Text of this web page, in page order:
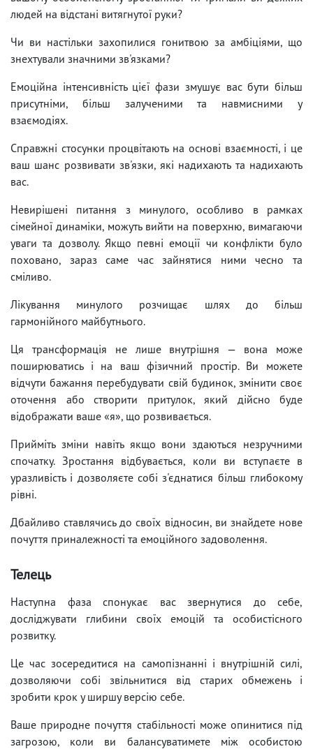
людей на відстані витягнутої руки?
Чи ви настільки захопилися гонитвою за амбіціями, що
знехтували значними зв'язками?
Емоційна інтенсивність цієї фази змушує вас бути більш
присутніми, більш залученими та навмисними у
взаємодіях.
Справжні стосунки процвітають на основі взаємності, і це
ваш шанс розвивати зв'язки, які надихають та надихають
вас.
Невирішені питання з минулого, особливо в рамках
сімейної динаміки, можуть вийти на поверхню, вимагаючи
уваги та дозволу. Якщо певні емоції чи конфлікти було
поховано, зараз саме час зайнятися ними чесно та
сміливо.
Лікування минулого розчищає шлях до більш
гармонійного майбутнього.
Ця трансформація не лише внутрішня — вона може
поширюватись і на ваш фізичний простір. Ви можете
відчути бажання перебудувати свій будинок, змінити своє
оточення або створити притулок, який дійсно буде
відображати ваше «я», що розвивається.
Прийміть зміни навіть якщо вони здаються незручними
спочатку. Зростання відбувається, коли ви вступаєте в
уразливість і дозволяєте собі з'єднатися більш глибокому
рівні.
Дбайливо ставлячись до своїх відносин, ви знайдете нове
почуття приналежності та емоційного задоволення.
Телець
Наступна фаза спонукає вас звернутися до себе,
досліджувати глибини своїх емоцій та особистісного
розвитку.
Це час зосередитися на самопізнанні і внутрішній силі,
дозволяючи собі звільнитися від старих обмежень і
зробити крок у ширшу версію себе.
Ваше природне почуття стабільності може опинитися під
загрозою, коли ви балансуватимете між особистою